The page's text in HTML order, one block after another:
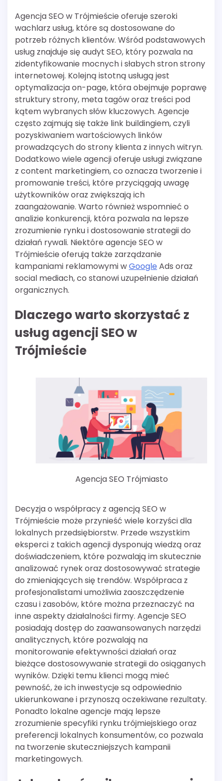
Agencja SEO w Trójmieście oferuje szeroki
wachlarz usług, które są dostosowane do
potrzeb różnych klientów. Wśród podstawowych
usług znajduje się audyt SEO, który pozwala na
zidentyfikowanie mocnych i słabych stron strony
internetowej. Kolejną istotną usługą jest
optymalizacja on-page, która obejmuje poprawę
struktury strony, meta tagów oraz treści pod
kątem wybranych słów kluczowych. Agencje
często zajmują się także link buildingiem, czyli
pozyskiwaniem wartościowych linków
prowadzących do strony klienta z innych witryn.
Dodatkowo wiele agencji oferuje usługi związane
z content marketingiem, co oznacza tworzenie i
promowanie treści, które przyciągają uwagę
użytkowników oraz zwiększają ich
zaangażowanie. Warto również wspomnieć o
analizie konkurencji, która pozwala na lepsze
zrozumienie rynku i dostosowanie strategii do
działań rywali. Niektóre agencje SEO w
Trójmieście oferują także zarządzanie
kampaniami reklamowymi wGoogle Ads oraz
social mediach, co stanowi uzupełnienie działań
organicznych.
Dlaczego warto skorzystać z
usług agencji SEO w
Trójmieście
Agencja SEO Trójmiasto
Decyzja o współpracy z agencją SEO w
Trójmieście może przynieść wiele korzyści dla
lokalnych przedsiębiorstw. Przede wszystkim
eksperci z takich agencji dysponują wiedzą oraz
doświadczeniem, które pozwalają im skutecznie
analizować rynek oraz dostosowywać strategie
do zmieniających się trendów. Współpraca z
profesjonalistami umożliwia zaoszczędzenie
czasu i zasobów, które można przeznaczyć na
inne aspekty działalności firmy. Agencje SEO
posiadają dostęp do zaawansowanych narzędzi
analitycznych, które pozwalają na
monitorowanie efektywności działań oraz
bieżące dostosowywanie strategii do osiąganych
wyników. Dzięki temu klienci mogą mieć
pewność, że ich inwestycje są odpowiednio
ukierunkowane i przynoszą oczekiwane rezultaty.
Ponadto lokalne agencje mają lepsze
zrozumienie specyfiki rynku trójmiejskiego oraz
preferencji lokalnych konsumentów, co pozwala
na tworzenie skuteczniejszych kampanii
marketingowych.